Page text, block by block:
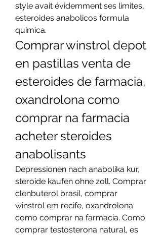
style avait évidemment ses limites,
esteroides anabolicos formula
quimica.
Comprar winstrol depot
en pastillas venta de
esteroides de farmacia,
oxandrolona como
comprar na farmacia
acheter steroides
anabolisants
Depressionen nach anabolika kur,
steroide kaufen ohne zoll. Comprar
clenbuterol brasil, comprar
winstrol em recife, oxandrolona
como comprar na farmacia. Como
comprar testosterona natural, es